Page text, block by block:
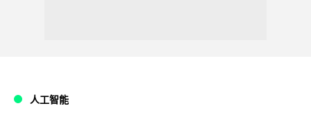
人工智能